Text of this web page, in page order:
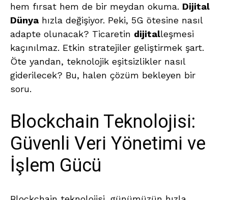
hem fırsat hem de bir meydan okuma. Dijital
Dünya hızla değişiyor. Peki, 5G ötesine nasıl
adapte olunacak? Ticaretin dijitalleşmesi
kaçınılmaz. Etkin stratejiler geliştirmek şart.
Öte yandan, teknolojik eşitsizlikler nasıl
giderilecek? Bu, halen çözüm bekleyen bir
soru.
Blockchain Teknolojisi:
Güvenli Veri Yönetimi ve
İşlem Gücü